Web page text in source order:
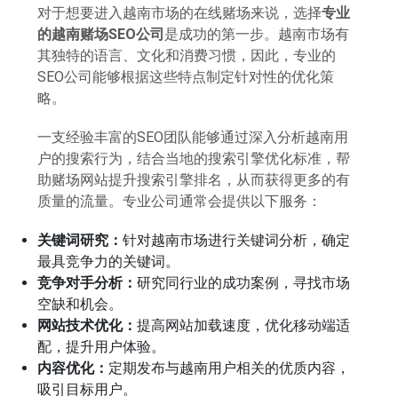
对于想要进入越南市场的在线赌场来说，选择专业
的越南赌场SEO公司 是成功的第一步。越南市场有
其独特的语言、文化和消费习惯，因此，专业的
SEO公司能够根据这些特点制定针对性的优化策
略。
一支经验丰富的SEO团队能够通过深入分析越南用
户的搜索行为，结合当地的搜索引擎优化标准，帮
助赌场网站提升搜索引擎排名，从而获得更多的有
质量的流量。专业公司通常会提供以下服务：
关键词研究：针对越南市场进行关键词分析，确定
最具竞争力的关键词。
竞争对手分析：研究同行业的成功案例，寻找市场
空缺和机会。
网站技术优化：提高网站加载速度，优化移动端适
配，提升用户体验。
内容优化： 定期发布与越南用户相关的优质内容，
吸引目标用户。